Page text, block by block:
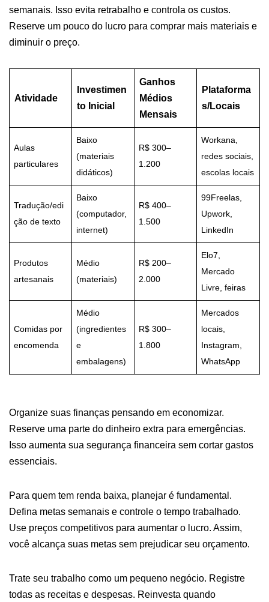
semanais. Isso evita retrabalho e controla os custos.
Reserve um pouco do lucro para comprar mais materiais e
diminuir o preço.
Atividade
Investimen
to Inicial
Ganhos
Médios
Mensais
Plataforma
s/Locais
Aulas
particulares
Baixo
(materiais
didáticos)
R$ 300–
1.200
Workana,
redes sociais,
escolas locais
Tradução/edi
ção de texto
Baixo
(computador,
internet)
R$ 400–
1.500
99Freelas,
Upwork,
LinkedIn
Produtos
artesanais
Médio
(materiais)
R$ 200–
2.000
Elo7,
Mercado
Livre, feiras
Comidas por
encomenda
Médio
(ingredientes
e
embalagens)
R$ 300–
1.800
Mercados
locais,
Instagram,
WhatsApp
Organize suas finanças pensando em economizar.
Reserve uma parte do dinheiro extra para emergências.
Isso aumenta sua segurança financeira sem cortar gastos
essenciais.
Para quem tem renda baixa, planejar é fundamental.
Defina metas semanais e controle o tempo trabalhado.
Use preços competitivos para aumentar o lucro. Assim,
você alcança suas metas sem prejudicar seu orçamento.
Trate seu trabalho como um pequeno negócio. Registre
todas as receitas e despesas. Reinvesta quando